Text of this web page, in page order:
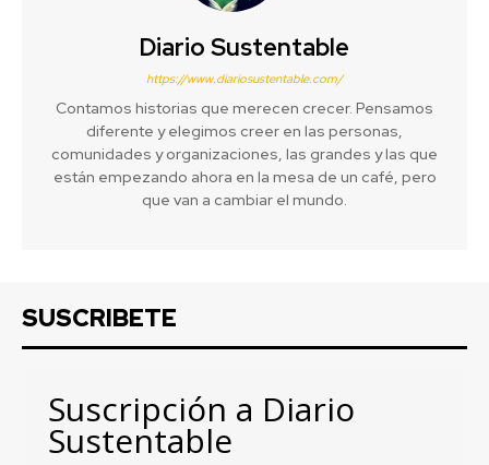
Diario Sustentable
https://www.diariosustentable.com/
Contamos historias que merecen crecer. Pensamos
diferente y elegimos creer en las personas,
comunidades y organizaciones, las grandes y las que
están empezando ahora en la mesa de un café, pero
que van a cambiar el mundo.
SUSCRIBETE
Suscripción a Diario
Sustentable